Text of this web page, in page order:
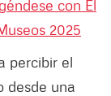
con El
2025
percibir el
desde una